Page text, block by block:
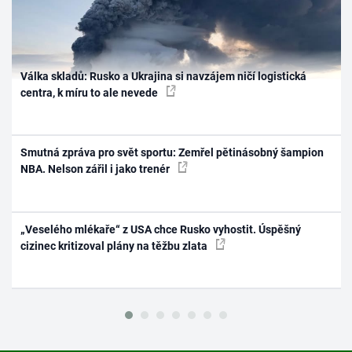
Válka skladů: Rusko a Ukrajina si navzájem ničí logistická
centra, k míru to ale nevede
Smutná zpráva pro svět sportu: Zemřel pětinásobný šampion
NBA. Nelson zářil i jako trenér
„Veselého mlékaře“ z USA chce Rusko vyhostit. Úspěšný
cizinec kritizoval plány na těžbu zlata